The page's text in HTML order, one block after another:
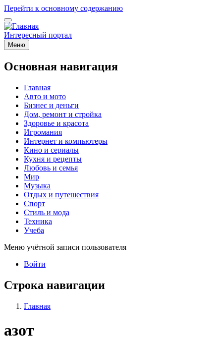
Перейти к основному содержанию
Интересный портал
Меню
Основная навигация
Главная
Авто и мото
Бизнес и деньги
Дом, ремонт и стройка
Здоровье и красота
Игромания
Интернет и компьютеры
Кино и сериалы
Кухня и рецепты
Любовь и семья
Мир
Музыка
Отдых и путешествия
Спорт
Стиль и мода
Техника
Учеба
Меню учётной записи пользователя
Войти
Строка навигации
Главная
азот